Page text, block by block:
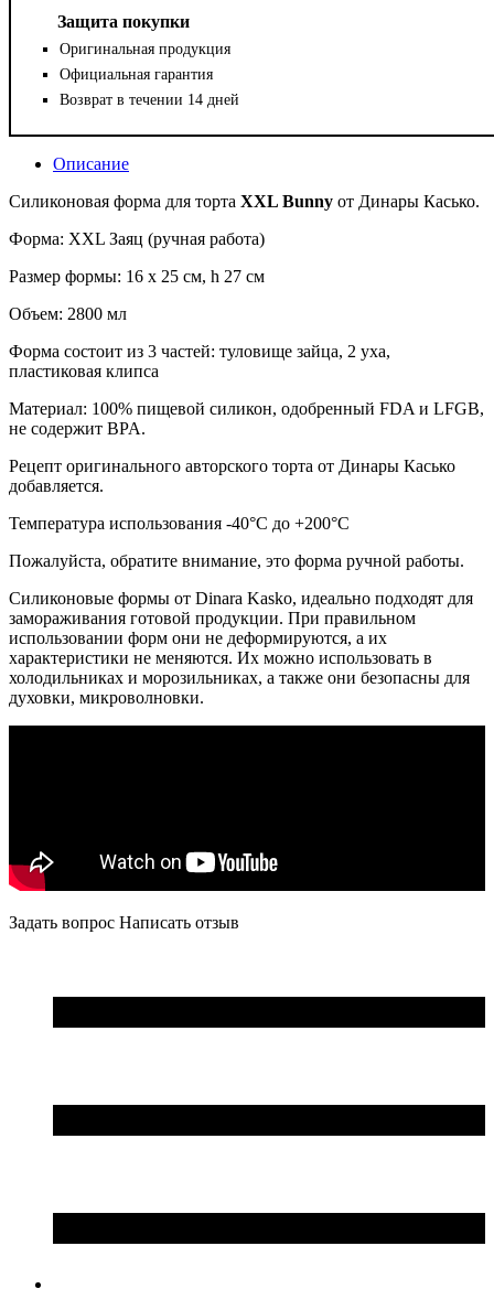
Защита покупки
Оригинальная продукция
Официальная гарантия
Возврат в течении 14 дней
Описание
Силиконовая форма для торта XXL Bunny от Динары Касько.
Форма: XXL Заяц (ручная работа)
Размер формы: 16 х 25 см, h 27 см
Объем: 2800 мл
Форма состоит из 3 частей: туловище зайца, 2 уха,
пластиковая клипса
Материал: 100% пищевой силикон, одобренный FDA и LFGB,
не содержит BPA.
Рецепт оригинального авторского торта от Динары Касько
добавляется.
Температура использования -40°C до +200°C
Пожалуйста, обратите внимание, это форма ручной работы.
Силиконовые формы от Dinara Kasko, идеально подходят для
замораживания готовой продукции. При правильном
использовании форм они не деформируются, а их
характеристики не меняются. Их можно использовать в
холодильниках и морозильниках, а также они безопасны для
духовки, микроволновки.
Задать вопрос Написать отзыв